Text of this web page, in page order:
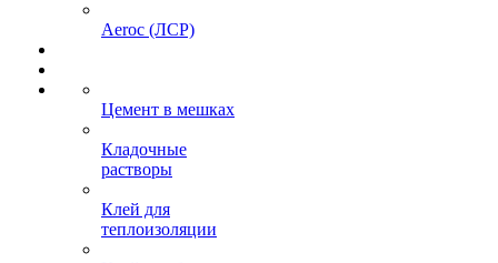
Aeroc (ЛСР)
Цемент в мешках
Кладочные
растворы
Клей для
теплоизоляции